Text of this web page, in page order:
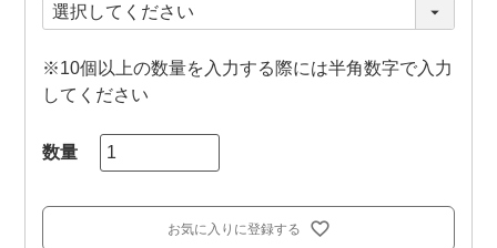
※10個以上の数量を入力する際には半角数字で入力
してください
お気に入りに登録する